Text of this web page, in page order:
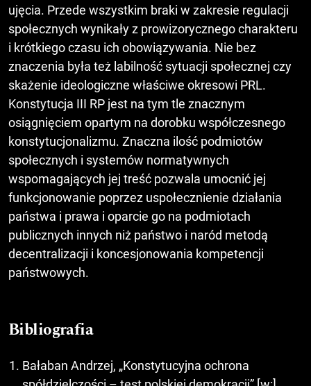
ujęcia. Przede wszystkim braki w zakresie regulacji
społecznych wynikały z prowizorycznego charakteru
i krótkiego czasu ich obowiązywania. Nie bez
znaczenia była też labilność sytuacji społecznej czy
skażenie ideologiczne właściwe okresowi PRL.
Konstytucja III RP jest na tym tle znacznym
osiągnięciem opartym na dorobku współczesnego
konstytucjonalizmu. Znaczna ilość podmiotów
społecznych i systemów normatywnych
wspomagających jej treść pozwala umocnić jej
funkcjonowanie poprzez uspołecznienie działania
państwa i prawa i oparcie go na podmiotach
publicznych innych niż państwo i naród metodą
decentralizacji i koncesjonowania kompetencji
państwowych.
Bibliografia
Bałaban Andrzej, „Konstytucyjna ochrona